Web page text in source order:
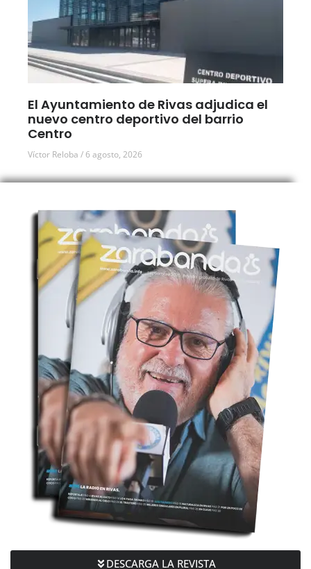
El Ayuntamiento de Rivas adjudica el
nuevo centro deportivo del barrio
Centro
Víctor Reloba 6 agosto, 2026
DESCARGA LA REVISTA